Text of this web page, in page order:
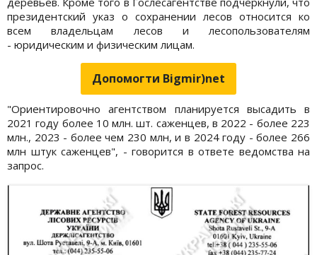
президентский указ о сохранении лесов относится ко
всем владельцам лесов и лесопользователям
- юридическим и физическим лицам.
Допомогти Bigmir)net
"Ориентировочно агентством планируется высадить в
2021 году более 10 млн. шт. саженцев, в 2022 - более 223
млн., 2023 - более чем 230 млн, и в 2024 году - более 266
млн штук саженцев", - говорится в ответе ведомства на
запрос.